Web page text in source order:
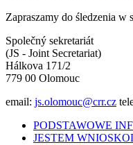
Zapraszamy do śledzenia w
Společný sekretariát
(JS - Joint Secretariat)
Hálkova 171/2
779 00 Olomouc
email: js.olomouc@crr.cz
PODSTAWOWE
JESTEM